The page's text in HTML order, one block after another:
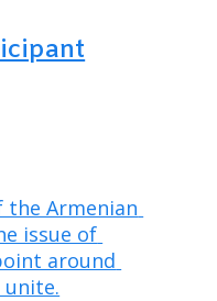
the Armenian
issue of
around
unite.